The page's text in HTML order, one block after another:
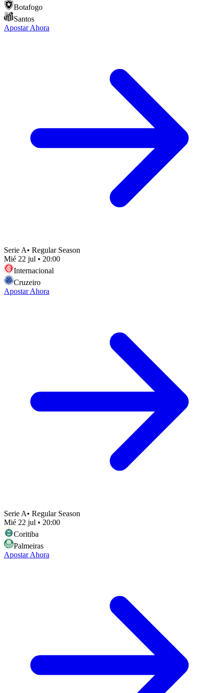
Botafogo
Santos
Apostar Ahora
Serie A• Regular Season
Mié 22 jul • 20:00
Internacional
Cruzeiro
Apostar Ahora
Serie A• Regular Season
Mié 22 jul • 20:00
Coritiba
Palmeiras
Apostar Ahora